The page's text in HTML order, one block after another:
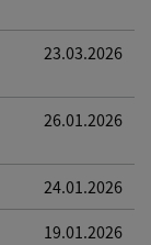
23.03.2026
26.01.2026
24.01.2026
19.01.2026